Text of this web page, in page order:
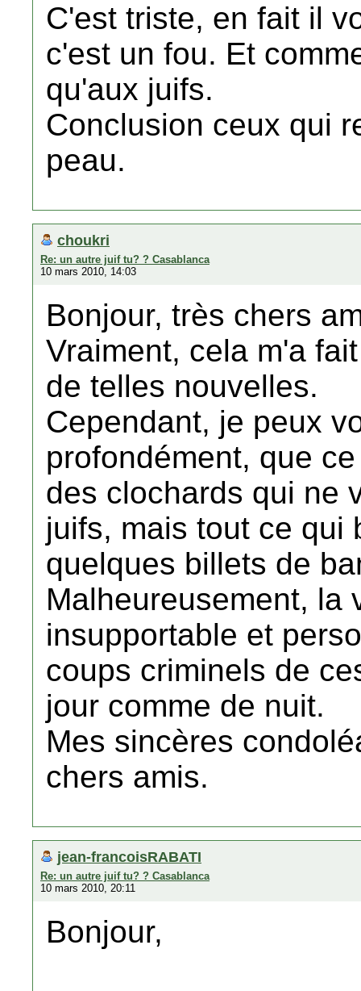
C'est triste, en fait il
c'est un fou. Et
qu'aux juifs.
Conclusion ceux qui
peau.
choukri
Re: un autre juif tu? ? Casablanca
10 mars 2010, 14:03
Bonjour, très chers
Vraiment, cela m'a
de telles nouvelles.
Cependant, je peux
profondément, que
des clochards qui ne
juifs, mais tout ce qui
quelques billets de
Malheureusement, la
insupportable et
coups criminels de
jour comme de nuit.
Mes sincères
chers amis.
jean-francoisRABATI
Re: un autre juif tu? ? Casablanca
10 mars 2010, 20:11
Bonjour,